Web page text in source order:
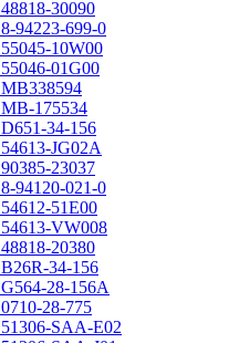
30090
94223-699-0
10W00
01G00
MB338594
MB-175534
34-156
JG02A
23037
94120-021-0
51E00
54613-VW008
20380
B26R-34-156
28-156A
28-775
51306-SAA-E02